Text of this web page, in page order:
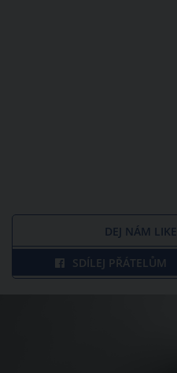
DEJ NÁM LIKE
SDÍLEJ PŘÁTELŮM